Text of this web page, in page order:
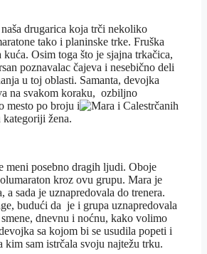
naša drugarica koja trči nekoliko
tako i planinske trke. Fruška
kuća. Osim toga što je sjajna trkačica,
poznavalac čajeva i nesebično deli
u toj oblasti. Samanta, devojka
na svakom koraku, ozbiljno
mesto po broju i
strčanih
žena.
meni posebno dragih ljudi. Oboje
kroz ovu grupu. Mara je
a sada je uznapredovala do trenera.
budući da je i grupa uznapredovala
dnevnu i noćnu, kako volimo
sa kojom bi se usudila popeti i
kim sam istrčala svoju najtežu trku.